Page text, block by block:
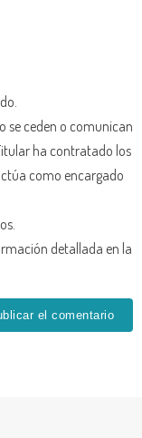
se ceden o comunican
ha contratado los
como encargado
detallada en la